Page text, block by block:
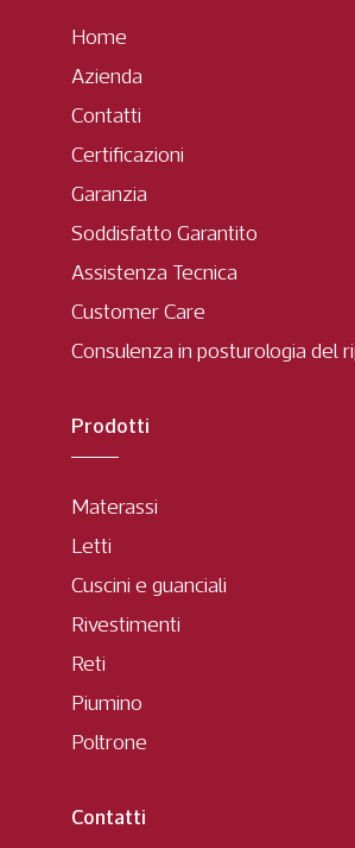
Home
Azienda
Contatti
Certificazioni
Garanzia
Soddisfatto Garantito
Assistenza Tecnica
Customer Care
Consulenza in posturologia del
Prodotti
Materassi
Letti
Cuscini e guanciali
Rivestimenti
Reti
Piumino
Poltrone
Contatti